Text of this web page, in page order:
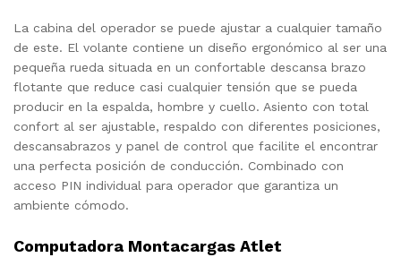
La cabina del operador se puede ajustar a cualquier tamaño
de este. El volante contiene un diseño ergonómico al ser una
pequeña rueda situada en un confortable descansa brazo
flotante que reduce casi cualquier tensión que se pueda
producir en la espalda, hombre y cuello. Asiento con total
confort al ser ajustable, respaldo con diferentes posiciones,
descansabrazos y panel de control que facilite el encontrar
una perfecta posición de conducción. Combinado con
acceso PIN individual para operador que garantiza un
ambiente cómodo.
Computadora Montacargas Atlet